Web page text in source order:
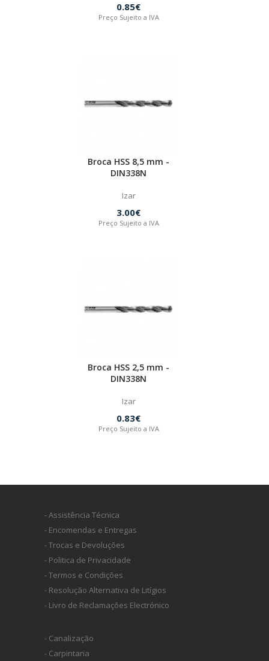
0.85€
Preço Sujeito a IVA
Broca HSS 8,5 mm -
DIN338N
Izar
3.00€
Preço Sujeito a IVA
Broca HSS 2,5 mm -
DIN338N
Izar
0.83€
Preço Sujeito a IVA
- Assistência Técnica
- Encomendas e Entregas
- Trocas e Devoluções
- Politica de Privacidade
- Termos e Condições
- Resolução Alternativa de Litígios
- Livro de Reclamações Electrónico
- Canalização
- Carpintaria